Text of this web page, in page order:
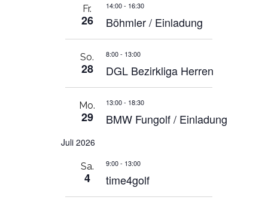
Fr.
26
14:00- 16:30
Böhmler / Einladung
So.
28
8:00- 13:00
DGL Bezirkliga Herren
Mo.
29
13:00- 18:30
BMW Fungolf / Einladung
Juli 2026
Sa.
4
9:00- 13:00
time4golf